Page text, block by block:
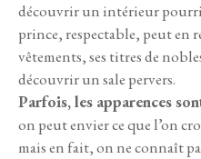
découvrir un intérieur
prince, respectable, peut en
vêtements, ses titres de
découvrir un sale pervers.
Parfois, les apparences
on peut envier ce que l’on
mais en fait, on ne connaît